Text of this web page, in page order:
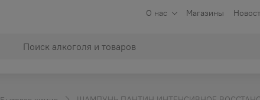
О нас Магазины